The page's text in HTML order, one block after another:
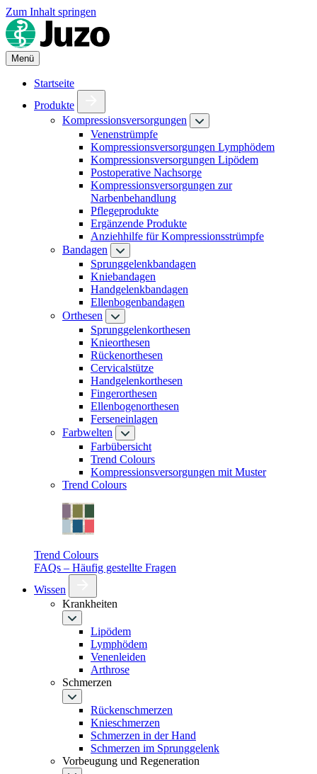
Zum Inhalt springen
Menü
Startseite
Produkte
Kompressionsversorgungen
Venenstrümpfe
Kompressionsversorgungen Lymphödem
Kompressionsversorgungen Lipödem
Postoperative Nachsorge
Kompressionsversorgungen zur
Narbenbehandlung
Pflegeprodukte
Ergänzende Produkte
Anziehhilfe für Kompressionsstrümpfe
Bandagen
Sprunggelenkbandagen
Kniebandagen
Handgelenkbandagen
Ellenbogenbandagen
Orthesen
Sprunggelenkorthesen
Knieorthesen
Rückenorthesen
Cervicalstütze
Handgelenkorthesen
Fingerorthesen
Ellenbogenorthesen
Ferseneinlagen
Farbwelten
Farbübersicht
Trend Colours
Kompressionsversorgungen mit Muster
Trend Colours
Trend Colours
FAQs – Häufig gestellte Fragen
Wissen
Krankheiten
Lipödem
Lymphödem
Venenleiden
Arthrose
Schmerzen
Rückenschmerzen
Knieschmerzen
Schmerzen in der Hand
Schmerzen im Sprunggelenk
Vorbeugung und Regeneration